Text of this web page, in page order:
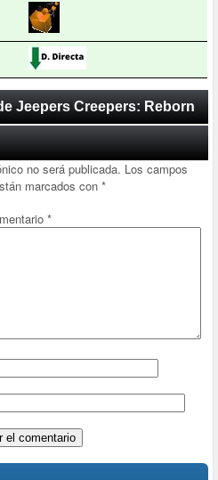
Jeepers Creepers: Reborn
no será publicada. Los campos
marcados con*
*